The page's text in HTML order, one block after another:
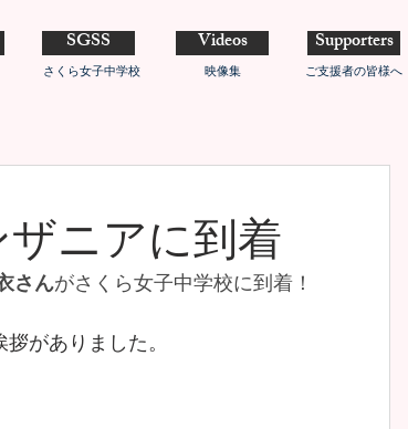
SGSS
さくら女子中学校
Videos
映像集
Supporters
ご支援者の皆様へ
ニアに到着
さんがさくら女子中学校に到着！
がありました。